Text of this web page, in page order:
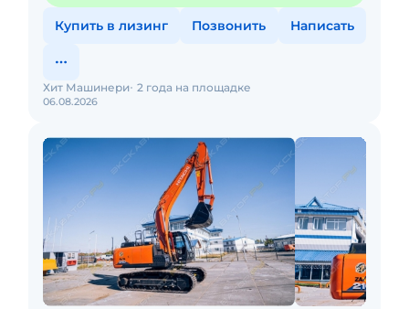
Купить в лизинг Позвонить Написать
06.08.2026
Хит Машинери 2 года на площадке